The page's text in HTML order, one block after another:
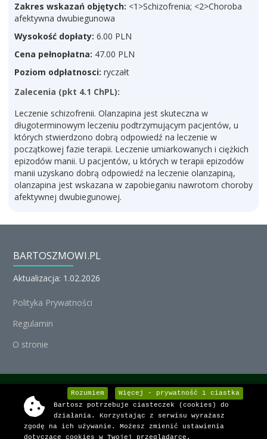
Zakres wskazań objętych: <1>Schizofrenia; <2>Choroba
afektywna dwubiegunowa
Wysokość dopłaty: 6.00 PLN
Cena pełnopłatna: 47.00 PLN
Poziom odpłatnosci: ryczałt
Zalecenia (pkt 4.1 ChPL):
Leczenie schizofrenii. Olanzapina jest skuteczna w
długoterminowym leczeniu podtrzymującym pacjentów, u
których stwierdzono dobrą odpowiedź na leczenie w
początkowej fazie terapii. Leczenie umiarkowanych i ciężkich
epizodów manii. U pacjentów, u których w terapii epizodów
manii uzyskano dobrą odpowiedź na leczenie olanzapiną,
olanzapina jest wskazana w zapobieganiu nawrotom choroby
afektywnej dwubiegunowej.
BARTOSZMOWI.PL
Aktualizacja: 1.02.2026
Polityka Prywatności
Regulamin
O stronie
© Michał Nedoszytko 2026, Wszystkie prawa zastrzeżone.
Informacje o lekach dostarcza:
Rozumiem
Więcej - prywatność i ciastka
Bartosz potrzebuje ciasteczek (cookies) do
działania. Korzystając z serwisu wyrażasz
zgodę na ich używanie. Możesz zmienić ustawienia
dotyczące cookies w Twojej przeglądarce.